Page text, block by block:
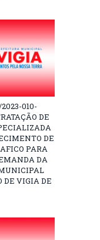
010-
DE
DE
PARA
DA
DE VIGIA DE